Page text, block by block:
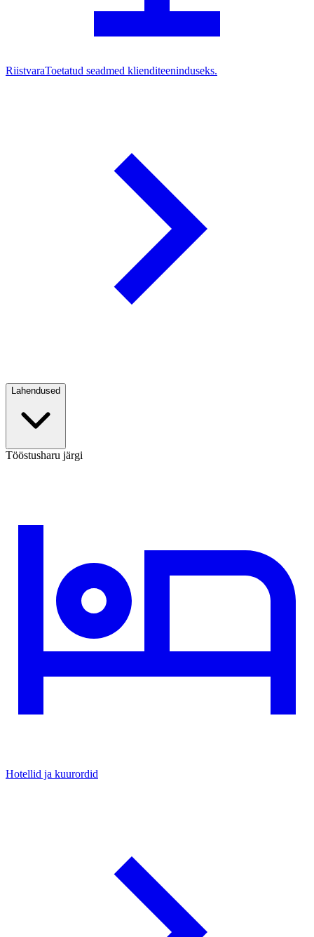
RiistvaraToetatud seadmed klienditeeninduseks.
Lahendused
Tööstusharu järgi
Hotellid ja kuurordid